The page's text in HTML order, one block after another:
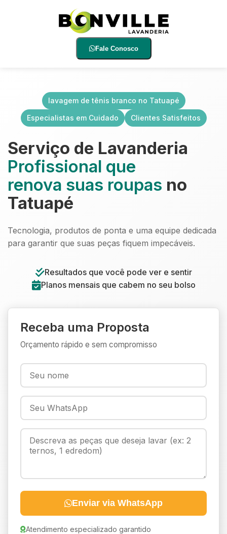
Fale Conosco
lavagem de tênis branco no Tatuapé
Especialistas em Cuidado
Clientes Satisfeitos
Serviço de Lavanderia
Profissional que
renova suas roupas no
Tatuapé
Tecnologia, produtos de ponta e uma equipe dedicada
para garantir que suas peças fiquem impecáveis.
Resultados que você pode ver e sentir
Planos mensais que cabem no seu bolso
Receba uma Proposta
Orçamento rápido e sem compromisso
Enviar via WhatsApp
Atendimento especializado garantido